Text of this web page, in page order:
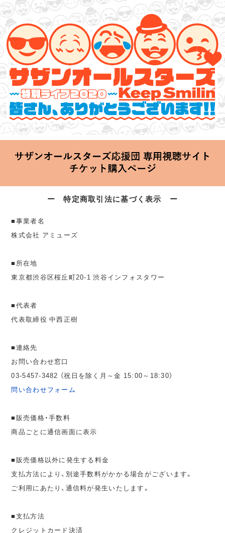
サザンオールスターズ 特別ライブ 2020
2020.06.25 Thu 20:00 Start at 横浜アリーナ
ー 特定商取引法に基づく表示 ー
■事業者名
株式会社 アミューズ
■所在地
東京都渋谷区桜丘町20-1 渋谷インフォスタワー
■代表者
代表取締役 中西正樹
■連絡先
お問い合わせ窓口
03-5457-3482 （祝日を除く月～金 15:00～18:30）
問い合わせフォーム
■販売価格・手数料
商品ごとに通信画面に表示
■販売価格以外に発生する料金
支払方法により、別途手数料がかかる場合がございます。
ご利用にあたり、通信料が発生いたします。
■支払方法
クレジットカード決済